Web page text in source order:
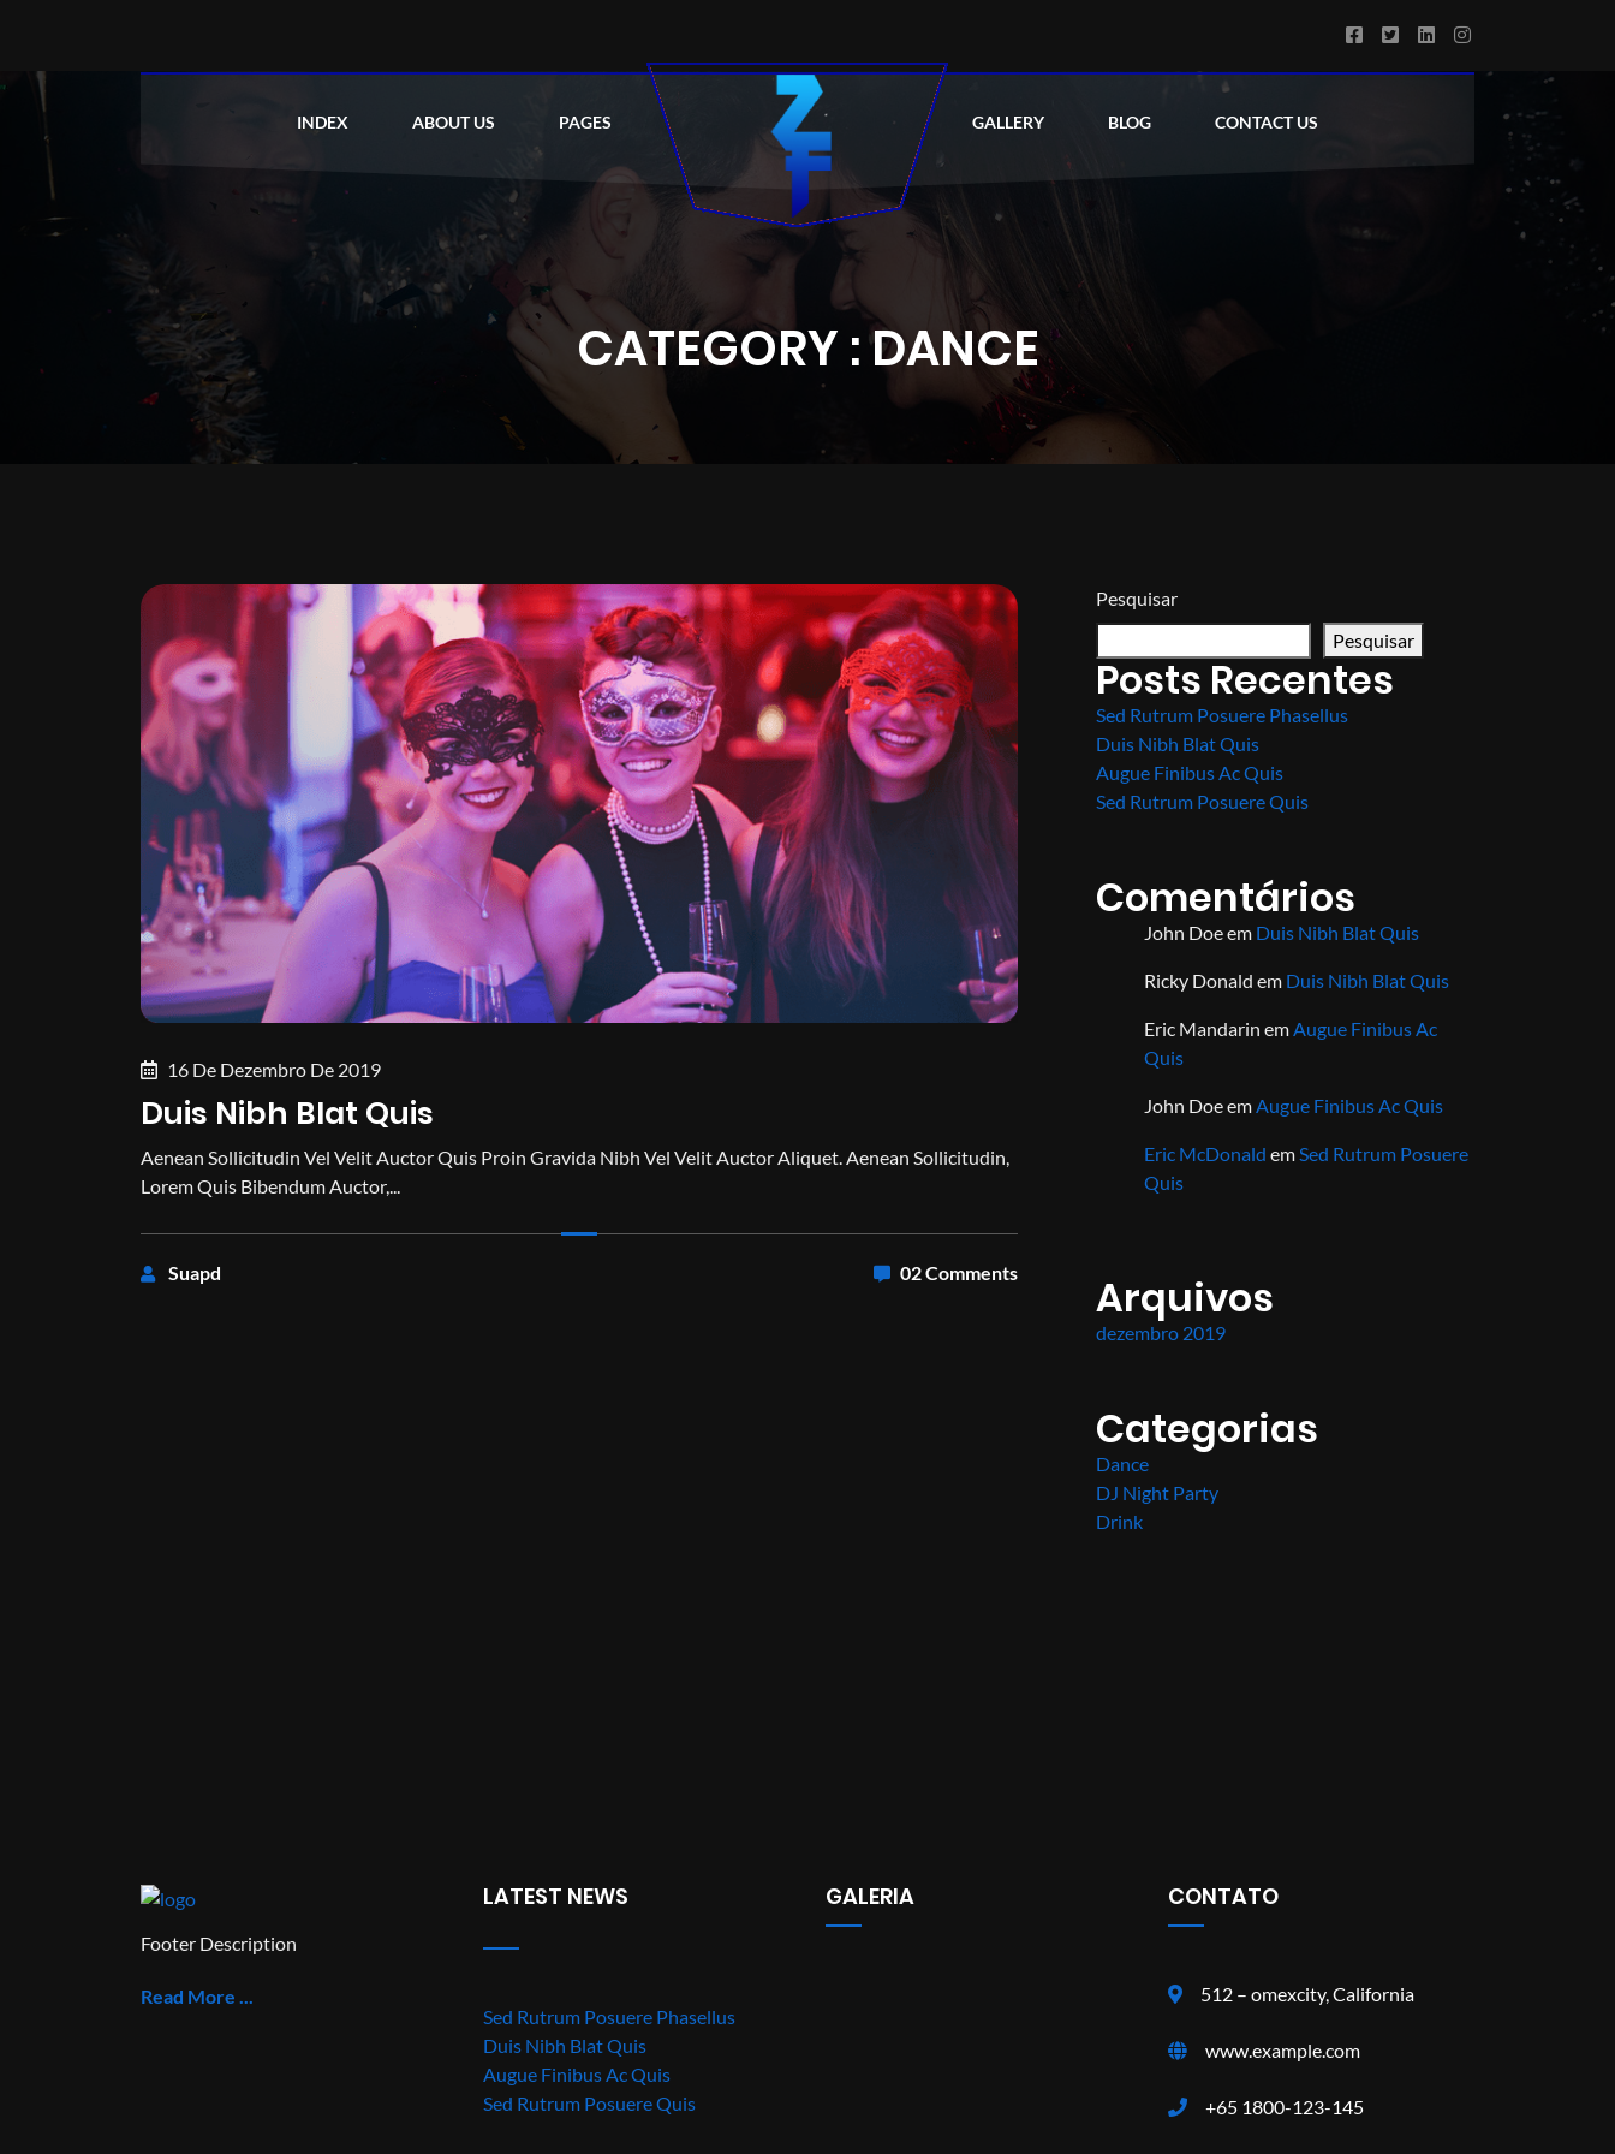
INDEX ABOUT US PAGES GALLERY BLOG CONTACT US
CATEGORY : DANCE
16 De Dezembro De 2019
Duis Nibh Blat Quis
Aenean Sollicitudin Vel Velit Auctor Quis Proin Gravida Nibh Vel Velit Auctor Aliquet. Aenean Sollicitudin,
Lorem Quis Bibendum Auctor,...
Suapd 02 Comments
Pesquisar
Pesquisar
Posts Recentes
Sed Rutrum Posuere Phasellus
Duis Nibh Blat Quis
Augue Finibus Ac Quis
Sed Rutrum Posuere Quis
Comentários
John Doeem Duis Nibh Blat Quis
Ricky Donald em Duis Nibh Blat Quis
Eric Mandarin emAugue Finibus Ac
Quis
John DoeemAugue Finibus Ac Quis
Eric McDonald emSed Rutrum Posuere
Quis
Arquivos
dezembro 2019
Categorias
Dance
DJ Night Party
Drink
Footer Description
Read More ...
LATEST NEWS
Sed Rutrum Posuere Phasellus
Duis Nibh Blat Quis
Augue Finibus Ac Quis
Sed Rutrum Posuere Quis
GALERIA CONTATO
512 – omexcity, California
www.example.com
+65 1800-123-145